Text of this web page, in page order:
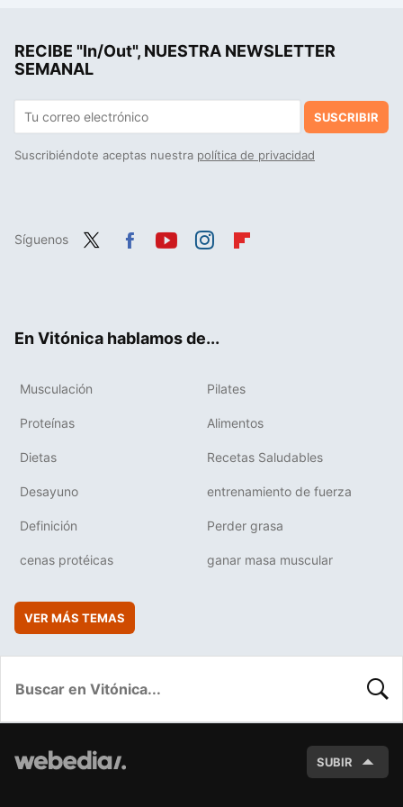
RECIBE "In/Out", NUESTRA NEWSLETTER
SEMANAL
SUSCRIBIR
Suscribiéndote aceptas nuestra política de privacidad
Síguenos
En Vitónica hablamos de...
Musculación Pilates
Proteínas Alimentos
Dietas Recetas Saludables
Desayuno entrenamiento de fuerza
Definición Perder grasa
cenas protéicas ganar masa muscular
VER MÁS TEMAS
SUBIR